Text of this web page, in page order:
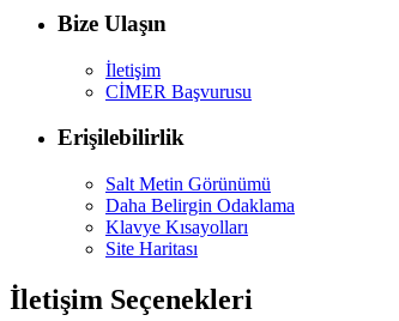
Bize Ulaşın
İletişim
CİMER Başvurusu
Erişilebilirlik
Salt Metin Görünümü
Daha Belirgin Odaklama
Klavye Kısayolları
Site Haritası
İletişim Seçenekleri